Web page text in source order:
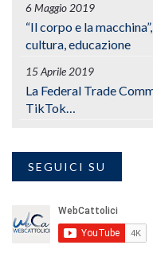
6 Maggio 2019
“Il corpo e la
cultura, educazione
15 Aprile 2019
La Federal Trade
TikTok…
SEGUICI SU